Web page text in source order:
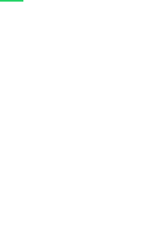
bezlepkovej diéty
či 2 deti do nedovŕšených